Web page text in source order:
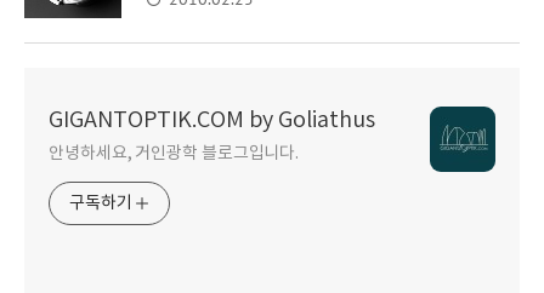
GIGANTOPTIK.COM by Goliathus
안녕하세요, 거인광학 블로그입니다.
구독하기